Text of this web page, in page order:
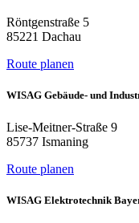
Röntgenstraße 5
85221 Dachau
Route planen
WISAG Gebäude- und
Lise-Meitner-Straße 9
85737 Ismaning
Route planen
WISAG Elektrotechnik